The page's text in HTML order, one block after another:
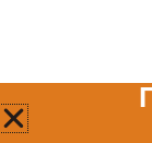
Мозаик Про